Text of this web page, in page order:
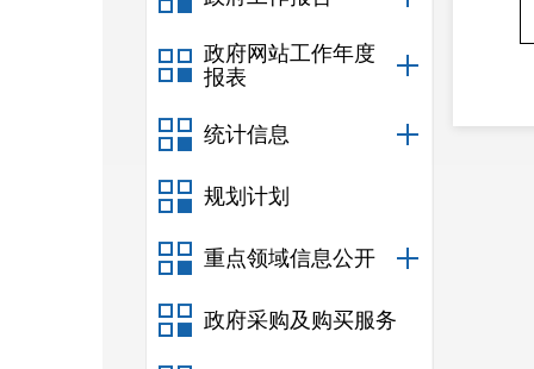
政府网站工作年度
报表
统计信息
规划计划
重点领域信息公开
政府采购及购买服务